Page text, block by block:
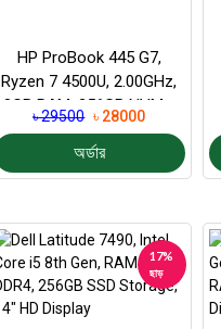
HP ProBook 445 G7,
Ryzen 7 4500U, 2.00GHz,
8GB RAM, 256GB NVMe,
৳ 29500 ৳ 28000
অর্ডার
17%
ছাড়